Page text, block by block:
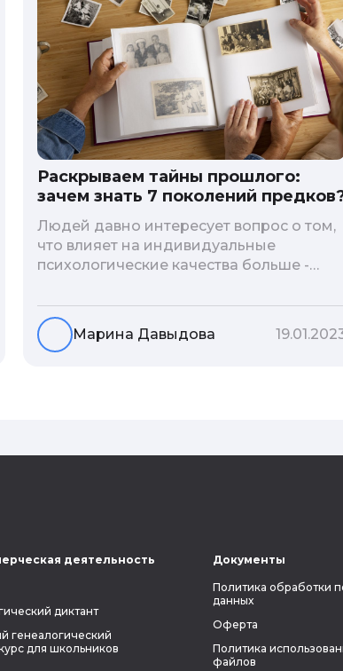
Раскрываем тайны прошлого:
зачем знать 7 поколений
Людей давно интересует вопрос о том,
что влияет на индивидуальные
психологические качества больше -
человека. В астрологической практике
существует понятие геноскоп - влияние
семи поколений предков на судьбу
Марина Давыдова
деятельность
диктант
генеалогический
для школьников
Документы
Политика обработки
данных
Оферта
Политика
файлов